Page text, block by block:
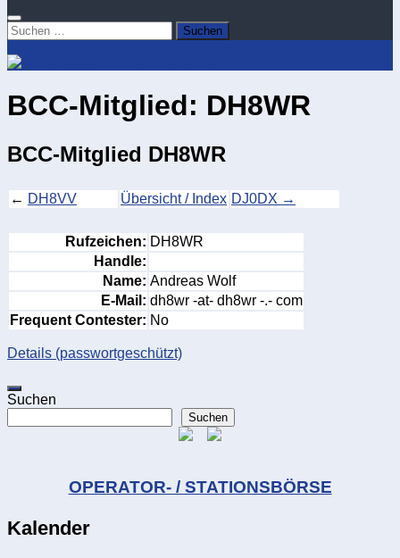
Suchen
nach:
BCC-Mitglied: DH8WR
BCC-Mitglied DH8WR
← DH8VV Übersicht / Index DJ0DX →
Rufzeichen: DH8WR
Handle:
Name: Andreas Wolf
E-Mail: dh8wr -at- dh8wr -.- com
Frequent Contester: No
Details (passwortgeschützt)
Suchen
Suchen
OPERATOR- / STATIONSBÖRSE
Kalender